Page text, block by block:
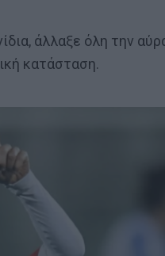
άλλαξε όλη την
κατάσταση.